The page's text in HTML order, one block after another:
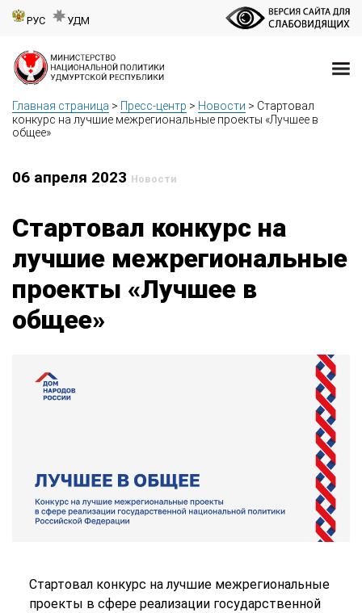
РУС УДМ
Главная страница > Пресс-центр > Новости > Стартовал
конкурс на лучшие межрегиональные проекты «Лучшее в
общее»
06 апреля 2023 Новости
Стартовал конкурс на
лучшие межрегиональные
проекты «Лучшее в
общее»
Стартовал конкурс на лучшие межрегиональные
проекты в сфере реализации государственной